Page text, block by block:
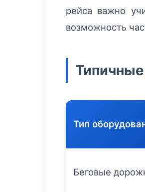
рейса важно
возможность
Тип
Беговые